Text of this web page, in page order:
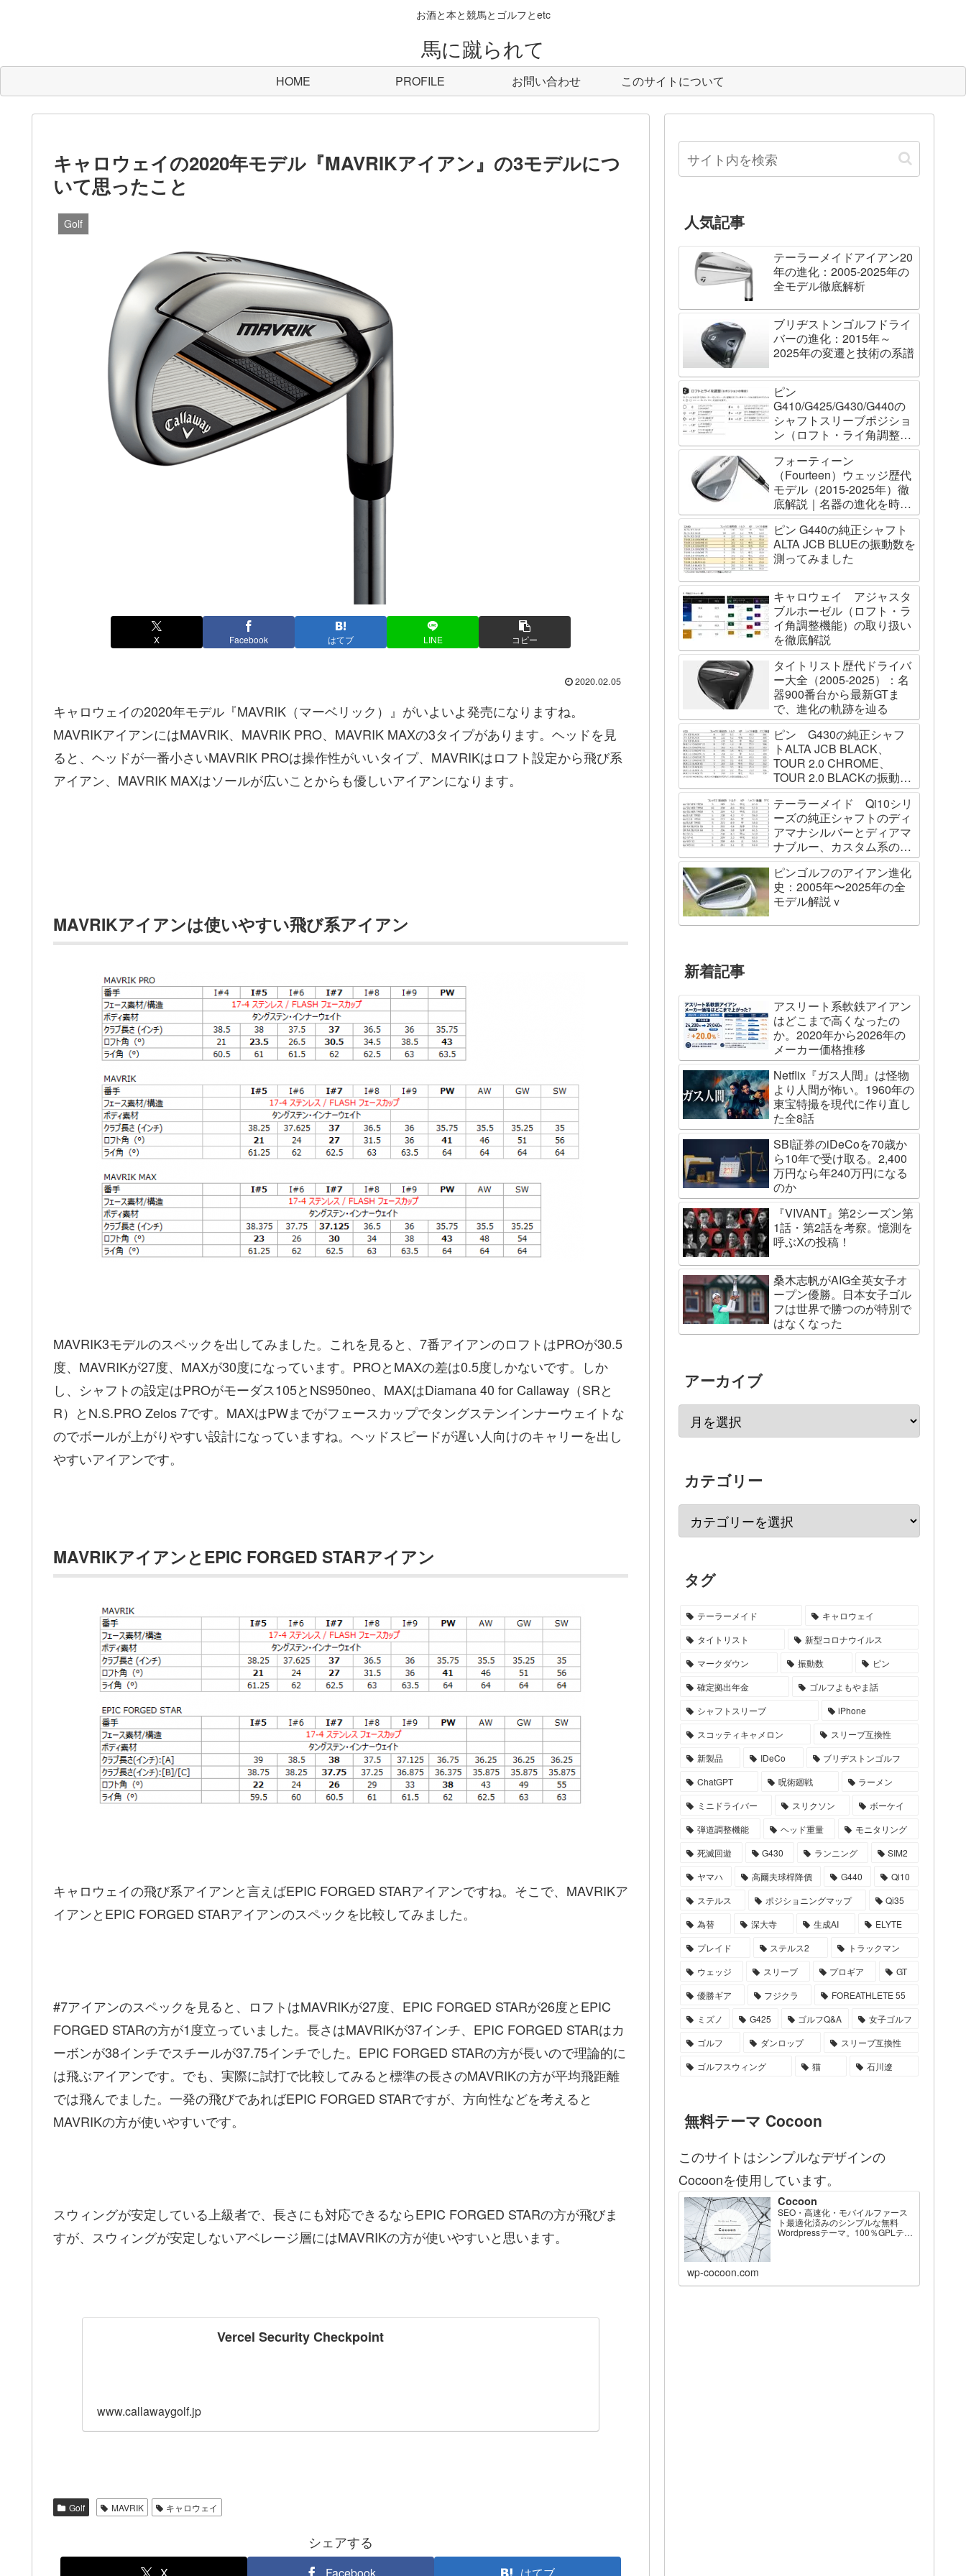
お酒と本と競馬とゴルフとetc
馬に蹴られて
HOME PROFILE お問い合わせ このサイトについて
キャロウェイの2020年モデル『MAVRIKアイアン』の3モデルにつ
いて思ったこと
Golf
X Facebook はてブ LINE コピー
2020.02.05
キャロウェイの2020年モデル『MAVRIK（マーベリック）』がいよいよ発売になりますね。
MAVRIKアイアンにはMAVRIK、MAVRIK PRO、MAVRIK MAXの3タイプがあります。ヘッドを見
ると、ヘッドが一番小さいMAVRIK PROは操作性がいいタイプ、MAVRIKはロフト設定から飛び系
アイアン、MAVRIK MAXはソールが広いことからも優しいアイアンになります。
MAVRIKアイアンは使いやすい飛び系アイアン
MAVRIK3モデルのスペックを出してみました。これを見ると、7番アイアンのロフトはPROが30.5
度、MAVRIKが27度、MAXが30度になっています。PROとMAXの差は0.5度しかないです。しか
し、シャフトの設定はPROがモーダス105とNS950neo、MAXはDiamana 40 for Callaway（SRと
R）とN.S.PRO Zelos 7です。MAXはPWまでがフェースカップでタングステンインナーウェイトな
のでボールが上がりやすい設計になっていますね。ヘッドスピードが遅い人向けのキャリーを出し
やすいアイアンです。
MAVRIKアイアンとEPIC FORGED STARアイアン
キャロウェイの飛び系アイアンと言えばEPIC FORGED STARアイアンですね。そこで、MAVRIKア
イアンとEPIC FORGED STARアイアンのスペックを比較してみました。
#7アイアンのスペックを見ると、ロフトはMAVRIKが27度、EPIC FORGED STARが26度とEPIC
FORGED STARの方が1度立っていました。長さはMAVRIKが37インチ、EPIC FORGED STARはカ
ーボンが38インチでスチールが37.75インチでした。EPIC FORGED STARの方が長いので理論的に
は飛ぶアイアンです。でも、実際に試打で比較してみると標準の長さのMAVRIKの方が平均飛距離
では飛んでました。一発の飛びであればEPIC FORGED STARですが、方向性などを考えると
MAVRIKの方が使いやすいです。
スウィングが安定している上級者で、長さにも対応できるならEPIC FORGED STARの方が飛びま
すが、スウィングが安定しないアベレージ層にはMAVRIKの方が使いやすいと思います。
Vercel Security Checkpoint
www.callawaygolf.jp
Golf MAVRIK キャロウェイ
シェアする
X Facebook はてブ
人気記事
テーラーメイドアイアン20
年の進化：2005-2025年の
全モデル徹底解析
ブリヂストンゴルフドライ
バーの進化：2015年～
2025年の変遷と技術の系譜
ピン
G410/G425/G430/G440の
シャフトスリーブポジショ
ン（ロフト・ライ角調整機
能）について
フォーティーン
（Fourteen）ウェッジ歴代
モデル（2015-2025年）徹
底解説｜名器の進化を時系
列で辿る
ピン G440の純正シャフト
ALTA JCB BLUEの振動数を
測ってみました
キャロウェイ アジャスタ
ブルホーゼル（ロフト・ラ
イ角調整機能）の取り扱い
を徹底解説
タイトリスト歴代ドライバ
ー大全（2005-2025）：名
器900番台から最新GTま
で、進化の軌跡を辿る
ピン G430の純正シャフ
トALTA JCB BLACK、
TOUR 2.0 CHROME、
TOUR 2.0 BLACKの振動数
を測ってみました
テーラーメイド Qi10シリ
ーズの純正シャフトのディ
アマナシルバーとディアマ
ナブルー、カスタム系の
SPEEDER NK BLACK、
TOUR AD VF、Diamana
WBの振動数を測ってみた
ピンゴルフのアイアン進化
史：2005年〜2025年の全
モデル解説ｖ
新着記事
アスリート系軟鉄アイアン
はどこまで高くなったの
か。2020年から2026年の
メーカー価格推移
Netflix『ガス人間』は怪物
より人間が怖い。1960年の
東宝特撮を現代に作り直し
た全8話
SBI証券のiDeCoを70歳か
ら10年で受け取る。2,400
万円なら年240万円になる
のか
『VIVANT』第2シーズン第
1話・第2話を考察。憶測を
呼ぶXの投稿！
桑木志帆がAIG全英女子オ
ープン優勝。日本女子ゴル
フは世界で勝つのが特別で
はなくなった
アーカイブ
カテゴリー
タグ
テーラーメイド
キャロウェイ
タイトリスト
新型コロナウイルス
マークダウン
振動数
ピン
確定拠出年金
ゴルフよもやま話
シャフトスリーブ
iPhone
スコッティキャメロン
スリーブ互換性
新製品
IDeCo
ブリヂストンゴルフ
ChatGPT
呪術廻戦
ラーメン
ミニドライバー
スリクソン
ボーケイ
弾道調整機能
ヘッド重量
モニタリング
死滅回遊
G430 ランニング
SIM2
ヤマハ
高爾夫球桿降價 G440
Qi10
ステルス
ポジショニングマップ
Qi35
為替
深大寺 生成AI
ELYTE
プレイド
ステルス2
トラックマン
ウェッジ
スリーブ プロギア
GT
優勝ギア
フジクラ
FOREATHLETE 55
ミズノ
G425 ゴルフQ&A
女子ゴルフ
ゴルフ
ダンロップ
スリーブ互換性
ゴルフスウィング
猫 石川遼
無料テーマ Cocoon
このサイトはシンプルなデザインの
Cocoonを使用しています。
Cocoon
SEO・高速化・モバイルファース
ト最適化済みのシンプルな無料
Wordpressテーマ。100％GPLテー
wp-cocoon.com